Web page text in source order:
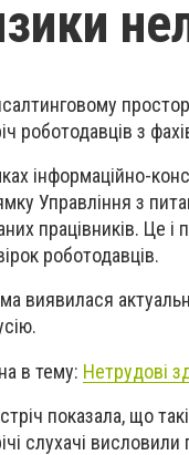
роботодавців з
інформаційно-
Управління з
працівників. Це
роботодавців.
виявилася
в тему: Нетрудові
показала, що
слухачі